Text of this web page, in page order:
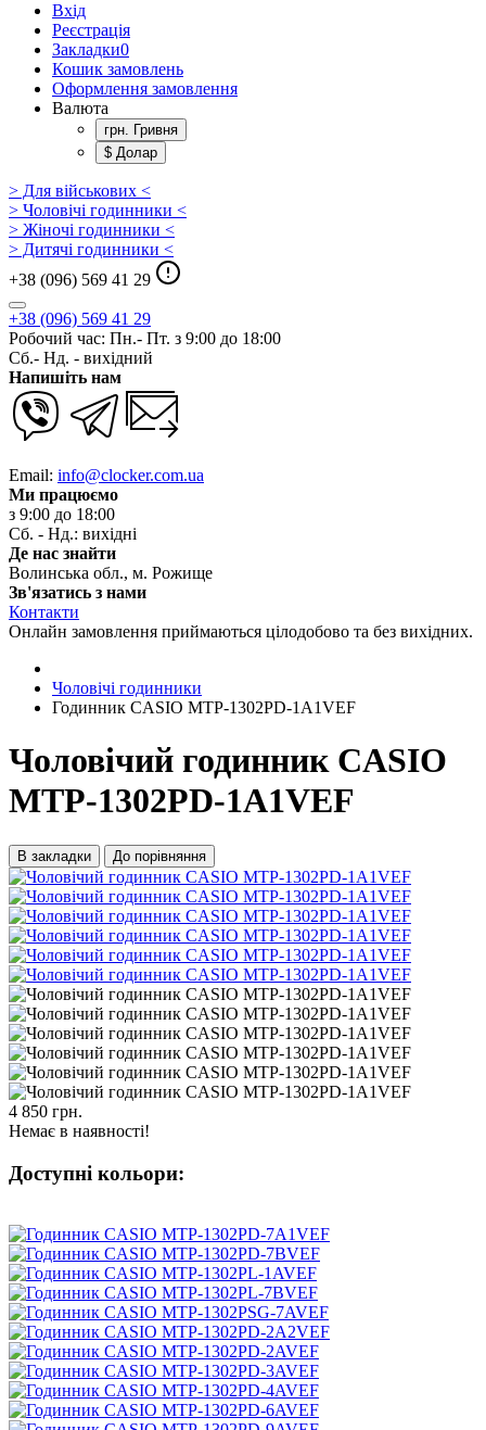
Вхід
Реєстрація
Закладки0
Кошик замовлень
Оформлення замовлення
Валюта
грн. Гривня
$ Долар
> Для військових <
> Чоловічі годинники <
> Жіночі годинники <
> Дитячі годинники <
+38 (096) 569 41 29
+38 (096) 569 41 29
Робочий час: Пн.- Пт. з 9:00 до 18:00
Сб.- Нд. - вихідний
Напишіть нам
Email: info@clocker.com.ua
Ми працюємо
з 9:00 до 18:00
Сб. - Нд.: вихідні
Де нас знайти
Волинська обл., м. Рожище
Зв'язатись з нами
Контакти
Онлайн замовлення приймаються цілодобово та без вихідних.
Чоловічі годинники
Годинник CASIO MTP-1302PD-1A1VEF
Чоловічий годинник CASIO
MTP-1302PD-1A1VEF
В закладки До порівняння
4 850 грн.
Немає в наявності!
Доступні кольори: